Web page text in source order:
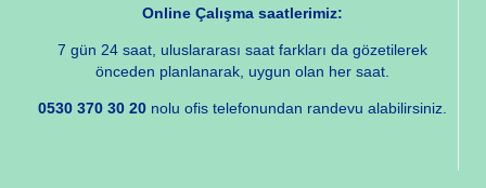
Online Çalışma saatlerimiz:
7 gün 24 saat, uluslararası saat farkları da gözetilerek
önceden planlanarak, uygun olan her saat.
0530 370 30 20 nolu ofis telefonundan randevu alabilirsiniz.